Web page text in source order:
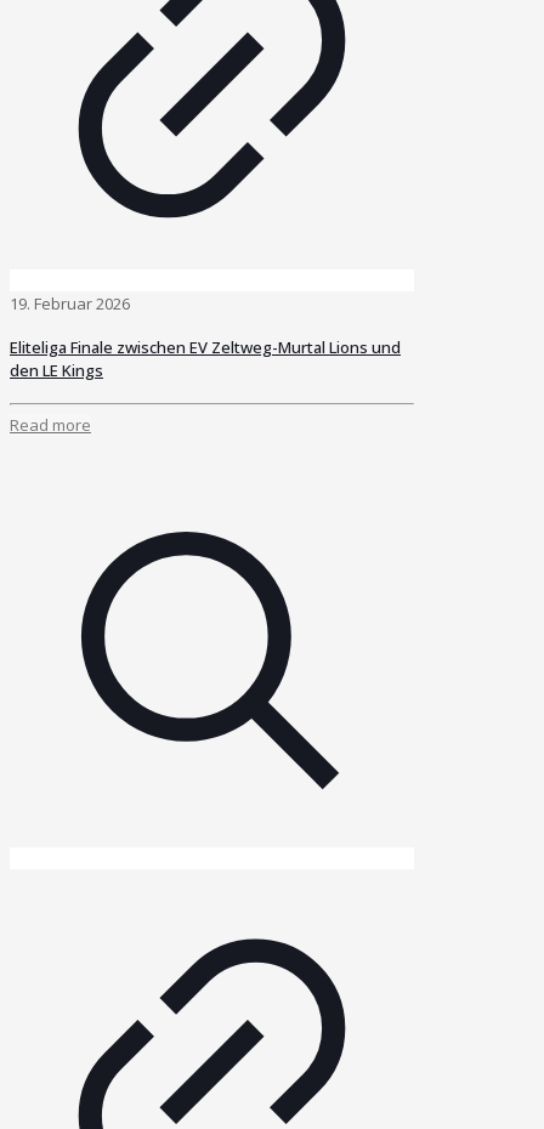
19. Februar 2026
Eliteliga Finale zwischen EV Zeltweg-Murtal Lions und
den LE Kings
Read more